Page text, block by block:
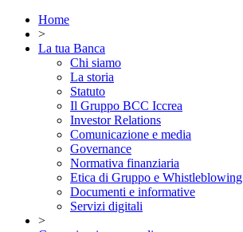
Home
>
La tua Banca
Chi siamo
La storia
Statuto
Il Gruppo BCC Iccrea
Investor Relations
Comunicazione e media
Governance
Normativa finanziaria
Etica di Gruppo e Whistleblowing
Documenti e informative
Servizi digitali
>